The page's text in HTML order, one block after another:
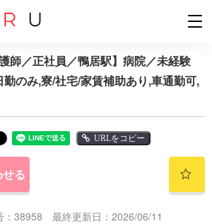
師／正社員／鴨居駅】病院／未経験
のみ,寮/社宅/家賃補助あり,車通勤可,
URLをコピー
る
：38958 最終更新日：2026/06/11